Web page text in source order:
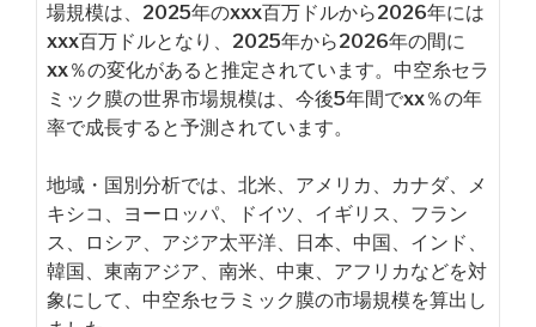
場規模は、2025年のxxx百万ドルから2026年には
xxx百万ドルとなり、2025年から2026年の間に
xx％の変化があると推定されています。中空糸セラ
ミック膜の世界市場規模は、今後5年間でxx％の年
率で成長すると予測されています。
地域・国別分析では、北米、アメリカ、カナダ、メ
キシコ、ヨーロッパ、ドイツ、イギリス、フラン
ス、ロシア、アジア太平洋、日本、中国、インド、
韓国、東南アジア、南米、中東、アフリカなどを対
象にして、中空糸セラミック膜の市場規模を算出し